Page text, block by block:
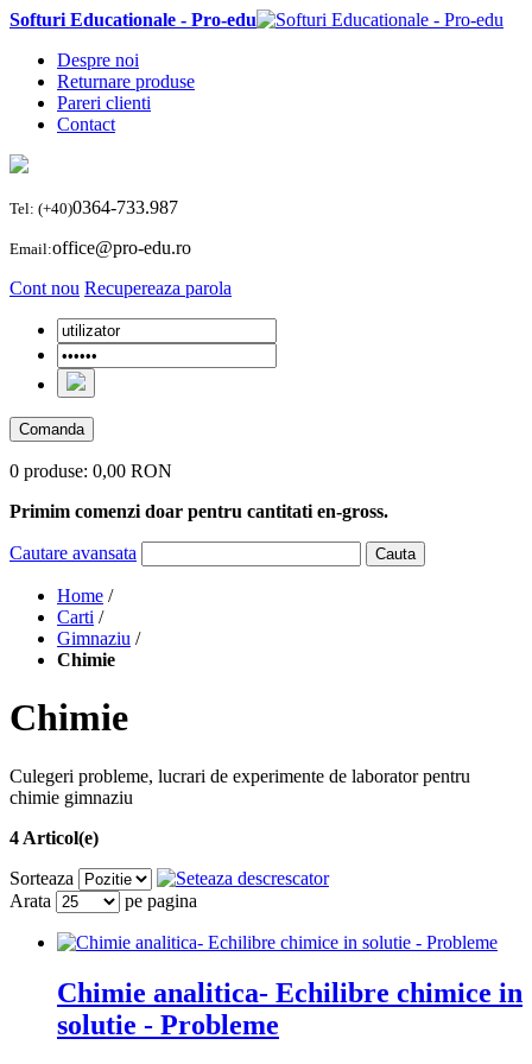
Softuri Educationale - Pro-edu
Despre noi
Returnare produse
Pareri clienti
Contact
Tel: (+40)0364-733.987
Email:office@pro-edu.ro
Cont nou Recupereaza parola
Comanda
0 produse: 0,00 RON
Primim comenzi doar pentru cantitati en-gross.
Cautare avansata Cauta
Home /
Carti /
Gimnaziu /
Chimie
Chimie
Culegeri probleme, lucrari de experimente de laborator pentru
chimie gimnaziu
4 Articol(e)
Sorteaza
Arata
pe pagina
Chimie analitica- Echilibre chimice in
solutie - Probleme